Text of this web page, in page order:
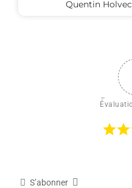
Quentin
S’abonner